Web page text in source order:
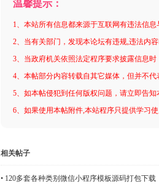
温馨提示：
1、本站所有信息都来源于互联网有违法信
2、当有关部门，发现本论坛有违规,违法内
3、当政府机关依照法定程序要求披露信息
4、本帖部分内容转载自其它媒体，但并不
5、如本帖侵犯到任何版权问题，请立即告
6、如果使用本帖附件,本站程序只提供学习
相关帖子
• 120多套各种类别微信小程序模板源码打包下载